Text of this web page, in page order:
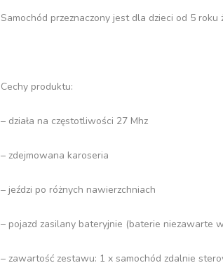
Samochód przeznaczony jest dla dzieci od 5 roku
Cechy produktu:
– działa na częstotliwości 27 Mhz
– zdejmowana karoseria
– jeździ po różnych nawierzchniach
– pojazd zasilany bateryjnie (baterie niezawarte
– zawartość zestawu: 1 x samochód zdalnie